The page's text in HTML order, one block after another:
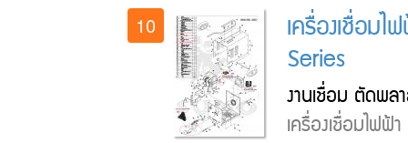
10 เครื่องเชื่อ
Series
งานเชื่อม ตัดพล
เครื่องเชื่อมไฟฟ้